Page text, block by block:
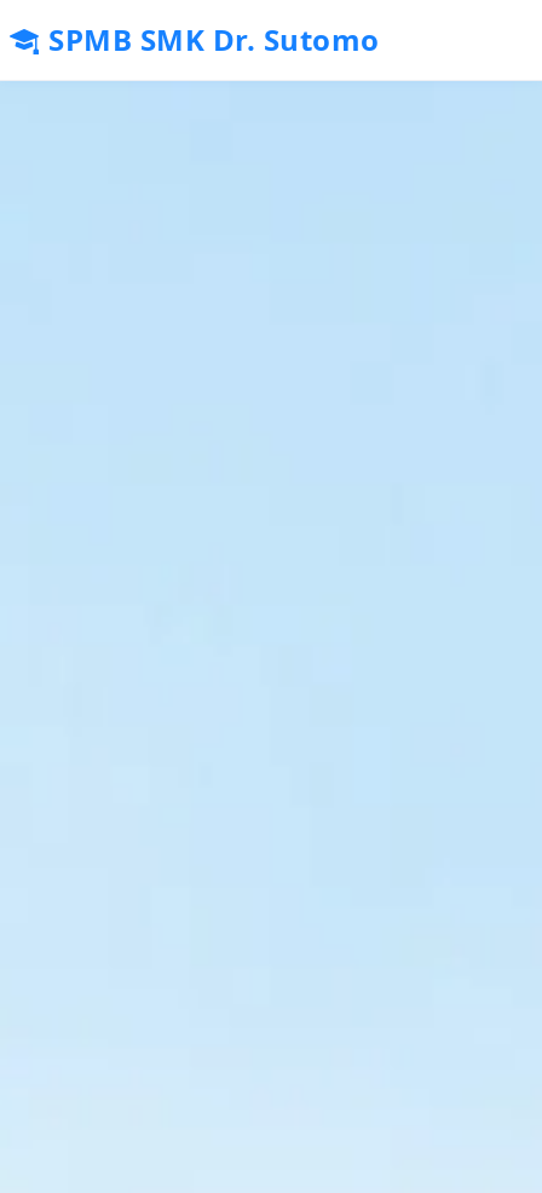
SPMB SMK Dr. Sutomo